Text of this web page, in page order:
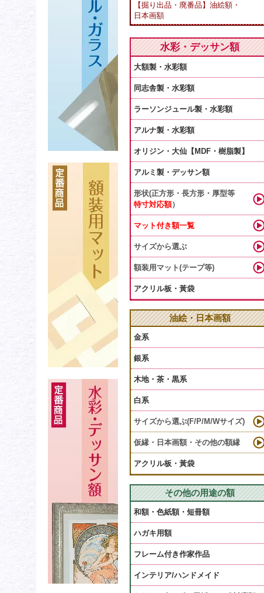
【掘り出品・廃番品】油絵額・
日本画額
水彩・デッサン額
大額製・水彩額
同志舎製・水彩額
ラーソンジュール製・水彩額
アルナ製・水彩額
オリジン・大仙【MDF・樹脂製】
アルミ製・デッサン額
形状(正方形・長方形・厚型等
特寸対応額）
マット付き額一覧
サイズから選ぶ
額装用マット(テープ等)
アクリル板・黃袋
油絵・日本画額
金系
銀系
木地・茶・黒系
白系
サイズから選ぶ(F/P/M/Wサイズ)
仮縁・日本画額・その他の額縁
アクリル板・黃袋
その他の用途の額
和額・色紙額・短冊額
ハガキ用額
フレーム付き作家作品
インテリア/ハンドメイド